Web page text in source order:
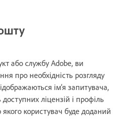
або службу Adobe, ви
про необхідність розгляду
ім’я запитувача,
ліцензій і профіль
користувач буде доданий